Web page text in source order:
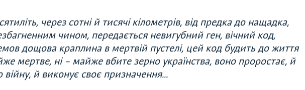
через сотні й тисячі кілометрів, від предка до нащадка,
чином, передається невигубний ген, вічний код,
дощова краплина в мертвій пустелі, цей код будить до життя
мертве, ні – майже вбите зерно українства, воно проростає, й
й виконує своє призначення...